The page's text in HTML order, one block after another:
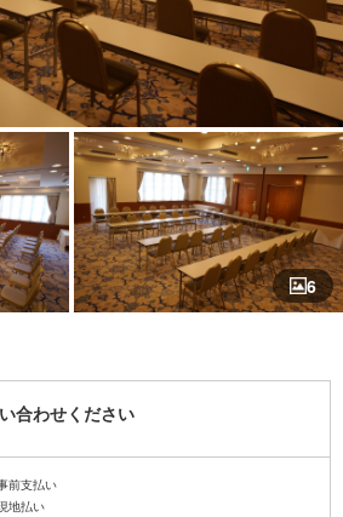
6
合わせください
前支払い
地払い